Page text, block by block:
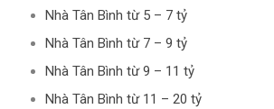
Nhà Tân Bình từ 5 – 7 tỷ
Nhà Tân Bình từ 7 – 9 tỷ
Nhà Tân Bình từ 9 – 11 tỷ
Nhà Tân Bình từ 11 – 20 tỷ